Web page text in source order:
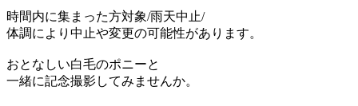
時間内に集まった方対象/雨天中止/
体調により中止や変更の可能性があります。
おとなしい白毛のポニーと
一緒に記念撮影してみませんか。